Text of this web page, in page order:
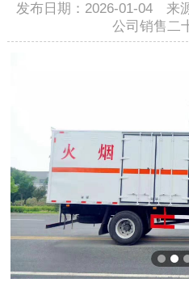
发布日期：2026-01-04 来
公司销售二